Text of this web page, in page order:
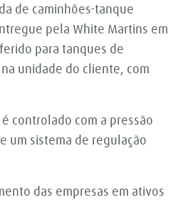
de caminhões-tanque
pela White Martins em
para tanques de
unidade do cliente, com
controlado com a pressão
um sistema de regulação
das empresas em ativos